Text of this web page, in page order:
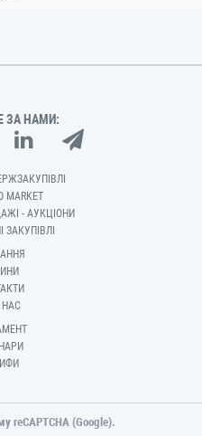
ЗА НАМИ:
MARKET
- АУКЦІОНИ
ЗАКУПІВЛІ
НАС
reCAPTCHA (Google).